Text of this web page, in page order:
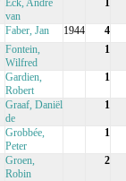
Eck, André
van
1
Faber, Jan 1944 4
Fontein,
Wilfred
1
Gardien,
Robert
1
Graaf, Daniël
de
1
Grobbée,
Peter
1
Groen,
Robin
2